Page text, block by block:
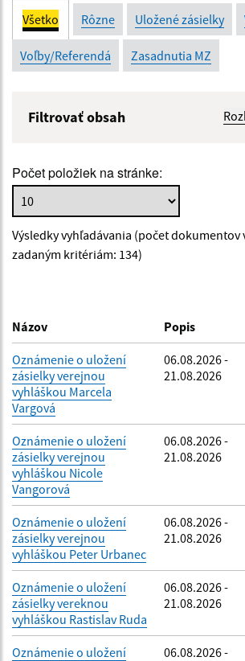
Všetko Rôzne Uložené zásielky
Voľby/Referendá Zasadnutia MZ
Filtrovať obsah
Popis:
Dátum zverejnenia od:
Filtrovať
Počet položiek na stránke:
Výsledky vyhľadávania (počet dokumentov
zadaným kritériám: 134)
Názov Popis
Oznámenie o uložení
zásielky verejnou
vyhláškou Marcela
Vargová
06.08.2026 -
21.08.2026
Oznámenie o uložení
zásielky verejnou
vyhláškou Nicole
Vangorová
06.08.2026 -
21.08.2026
Oznámenie o uložení
zásielky verejnou
vyhláškou Peter Urbanec
06.08.2026 -
21.08.2026
Oznámenie o uložení
zásielky vereknou
vyhláškou Rastislav Ruda
06.08.2026 -
21.08.2026
Oznámenie o uložení
06.08.2026 -